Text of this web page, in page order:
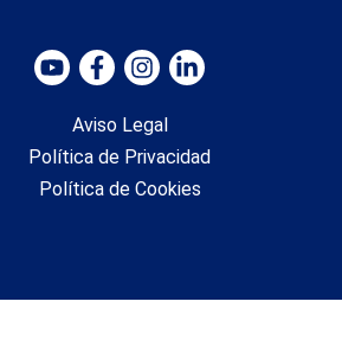
Aviso Legal
Política de Privacidad
Política de Cookies